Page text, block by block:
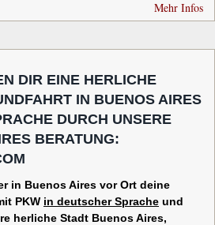
Mehr Infos
DIR EINE HERLICHE
IN BUENOS AIRES
DURCH UNSERE
BERATUNG:
in Buenos Aires vor Ort deine
PKW in deutscher Sprache und
herliche Stadt Buenos Aires,